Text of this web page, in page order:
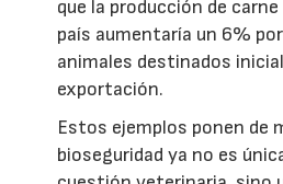
que la producción de
país aumentaría un 6%
animales destinados
exportación.
Estos ejemplos ponen de
bioseguridad ya no es